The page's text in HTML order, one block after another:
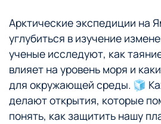
Арктические экспедиции на
углубиться в изучение
ученые исследуют, как
влияет на уровень моря и
для окружающей среды. 🧊
делают открытия, которые
понять, как защитить нашу